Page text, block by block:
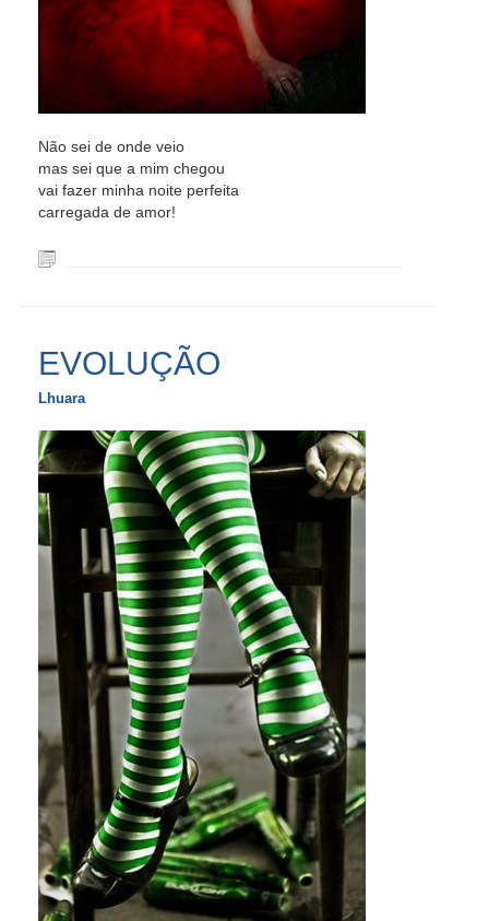
Não sei de onde veio
mas sei que a mim chegou
vai fazer minha noite perfeita
carregada de amor!
EVOLUÇÃO
Lhuara